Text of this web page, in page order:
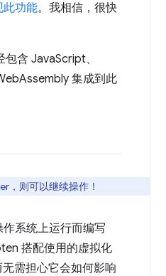
此功能。我相信，很快
含 JavaScript、
集成到此
，则可以继续操作！
系统上运行而编写
搭配使用的虚拟化
需担心它会如何影响